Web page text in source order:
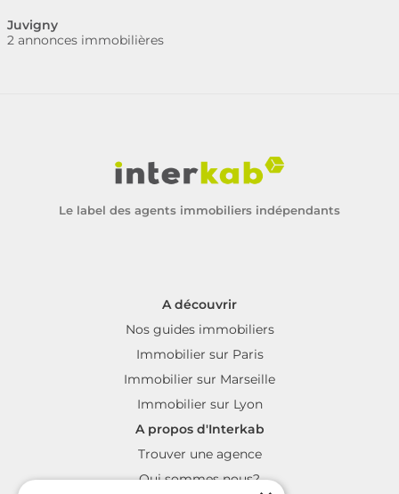
Juvigny
2 annonces immobilières
Le label des agents immobiliers indépendants
A découvrir
Nos guides immobiliers
Immobilier sur Paris
Immobilier sur Marseille
Immobilier sur Lyon
A propos d'Interkab
Trouver une agence
Qui sommes nous?